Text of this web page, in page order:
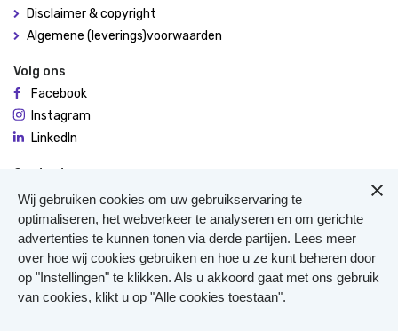
Disclaimer & copyright
Algemene (leverings)voorwaarden
Volg ons
Facebook
Instagram
LinkedIn
Contact
De Molen 94
3995 AX Houten
0306348900
Meer contact
Veterinair Vangnet
Pers
Wij gebruiken cookies om uw gebruikservaring te
optimaliseren, het webverkeer te analyseren en om gerichte
advertenties te kunnen tonen via derde partijen. Lees meer
over hoe wij cookies gebruiken en hoe u ze kunt beheren door
op "Instellingen" te klikken. Als u akkoord gaat met ons gebruik
van cookies, klikt u op "Alle cookies toestaan".